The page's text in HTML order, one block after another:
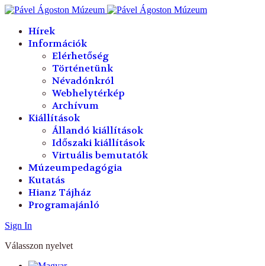
Hírek
Információk
Elérhetőség
Történetünk
Névadónkról
Webhelytérkép
Archívum
Kiállítások
Állandó kiállítások
Időszaki kiállítások
Virtuális bemutatók
Múzeumpedagógia
Kutatás
Hianz Tájház
Programajánló
Sign In
Válasszon nyelvet
év
hónap
év
hónap